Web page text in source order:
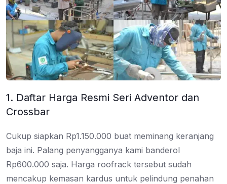
1. Daftar Harga Resmi Seri Adventor dan
Crossbar
Cukup siapkan Rp1.150.000 buat meminang keranjang
baja ini. Palang penyangganya kami banderol
Rp600.000 saja. Harga roofrack tersebut sudah
mencakup kemasan kardus untuk pelindung penahan